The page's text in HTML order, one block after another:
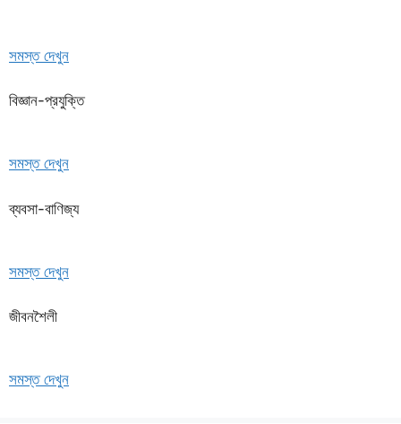
সমস্ত দেখুন
বিজ্ঞান-প্রযুক্তি
সমস্ত দেখুন
ব্যবসা-বাণিজ্য
সমস্ত দেখুন
জীবনশৈলী
সমস্ত দেখুন